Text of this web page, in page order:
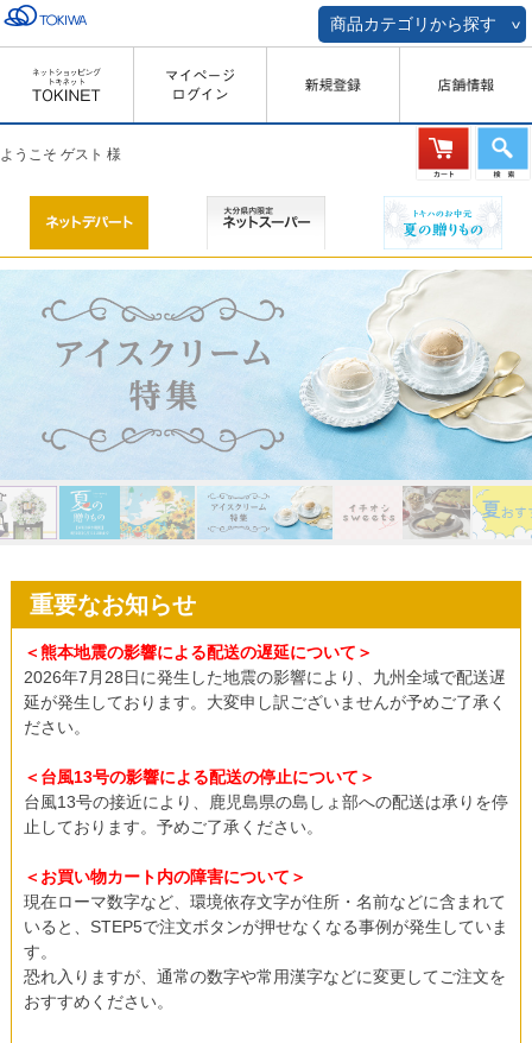
ようこそ ゲスト 様
重要なお知らせ
＜熊本地震の影響による配送の遅延について＞
2026年7月28日に発生した地震の影響により、九州全域で配送遅
延が発生しております。大変申し訳ございませんが予めご了承く
ださい。
＜台風13号の影響による配送の停止について＞
台風13号の接近により、鹿児島県の島しょ部への配送は承りを停
止しております。予めご了承ください。
＜お買い物カート内の障害について＞
現在ローマ数字など、環境依存文字が住所・名前などに含まれて
いると、STEP5で注文ボタンが押せなくなる事例が発生していま
す。
恐れ入りますが、通常の数字や常用漢字などに変更してご注文を
おすすめください。
商品カテゴリから探す